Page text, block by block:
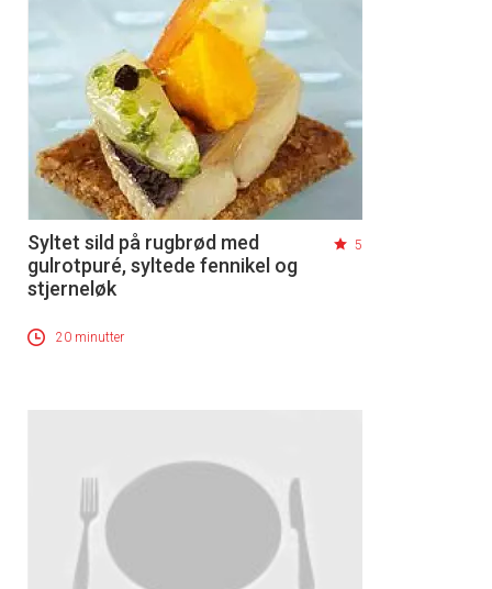
Syltet sild på rugbrød med
gulrotpuré, syltede fennikel og
stjerneløk
5
20 minutter